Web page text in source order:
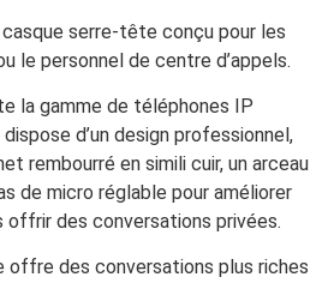
casque serre-tête conçu pour les
le personnel de centre d’appels.
la gamme de téléphones IP
dispose d’un design professionnel,
rembourré en simili cuir, un arceau
de micro réglable pour améliorer
des conversations privées.
offre des conversations plus riches